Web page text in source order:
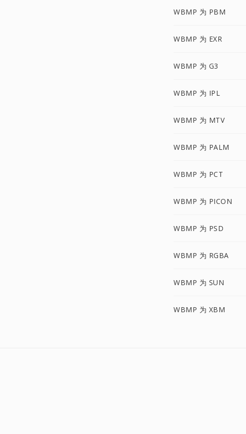
WBMP 为 PBM
WBMP 为 EXR
WBMP 为 G3
WBMP 为 IPL
WBMP 为 MTV
WBMP 为 PALM
WBMP 为 PCT
WBMP 为 PICON
WBMP 为 PSD
WBMP 为 RGBA
WBMP 为 SUN
WBMP 为 XBM